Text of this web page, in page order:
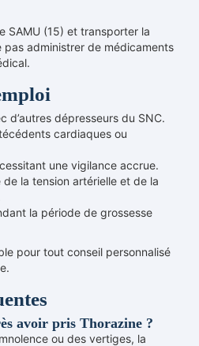
SAMU (15) et transporter la
pas administrer de médicaments
d’autres dépresseurs du SNC.
cardiaques ou
une vigilance accrue.
la tension artérielle et de la
la période de grossesse
pour tout conseil personnalisé
avoir pris Thorazine ?
ou des vertiges, la